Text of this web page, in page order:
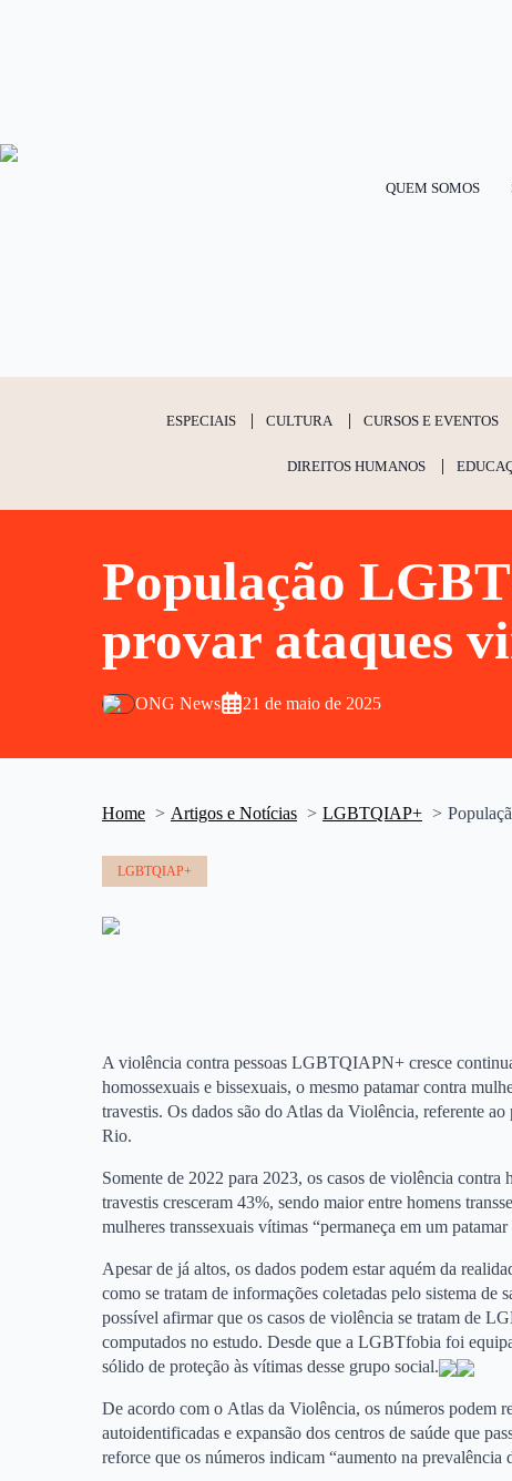
QUEM SOMOS
ESPECIAIS CULTURA CURSOS E EVENTOS
DIREITOS HUMANOS
População
provar ataques
ONG News 21 de maio de 2025
Home Artigos e Notícias LGBTQIAP+
LGBTQIAP+
A violência contra pessoas LGBTQIAPN+ cresce
homossexuais e bissexuais, o mesmo patamar contra
travestis. Os dados são do Atlas da Violência, referente
Rio.
Somente de 2022 para 2023, os casos de violência contra
travestis cresceram 43%, sendo maior entre homens
mulheres transsexuais vítimas “permaneça em um
Apesar de já altos, os dados podem estar aquém da
como se tratam de informações coletadas pelo sistema de
possível afirmar que os casos de violência se tratam de
computados no estudo. Desde que a LGBTfobia foi
sólido de proteção às vítimas desse grupo social.
De acordo com o Atlas da Violência, os números podem
autoidentificadas e expansão dos centros de saúde que
reforce que os números indicam “aumento na